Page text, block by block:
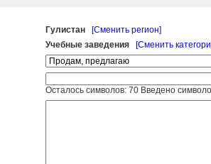
Гулистан
[Сменить регион]
Учебные заведения
[Сменить
Осталось символов: 70Введено